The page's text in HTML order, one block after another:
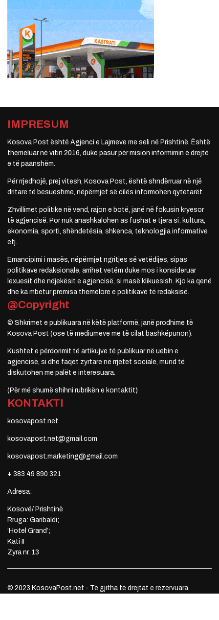
IMPRESUM
Kosova Post është Agjenci e Lajmeve me seli në Prishtinë. Është
themeluar në vitin 2016, duke pasur për mision informimin e drejtë
e të paanshëm.
Për rrjedhojë, prej vitesh, Kosova Post, është shndërruar në një
dritare të besueshme, nëpërmjet së cilës informohen qytetarët.
Zhvillimet politike në vend, rajon e botë, janë në fokusin kryesor
të agjencisë. Por nuk anashkalohen as fushat e tjera si: kultura,
ekonomia, sporti, shëndetësia, shkenca, teknologjia informative
etj.
Emancipimi i masës, nëpërmjet ngritjes së vetëdijes, sipas
politikave redaksionale, arrihet vetëm duke mos i konsideruar
lexuesit dhe ndjekësit e agjencisë, si masë klikuesish. Kjo ka qenë
dhe ka mbetur premisa themelore e politikave të redaksisë.
@Copyright
© Shkrimet e publikuara në këtë platformë, janë prodhime të
Kosova Post (ose të mediumeve me të cilat bashkëpunon).
Kushtet e përdorimit të artikujve të publikuar në uebin e
agjencisë, si dhe faqet zyrtare në rrjetet sociale, mund të
diskutohen me palët e interesuara.
(Për më shumë shihni rubrikën e kontaktit)
KONTAKTI
kosovapost.net
kosovapost.net@gmail.com
kosovapost.marketing@gmail.com
+ 383 49 890 321
Adresa:
Kosovë/ Prishtinë
Rruga: Garibaldi;
‘Hotel Grand’;
Kati II
Zyra nr. 13
© 2023 KosovaPost.net - Të gjitha të drejtat e rezervuara.